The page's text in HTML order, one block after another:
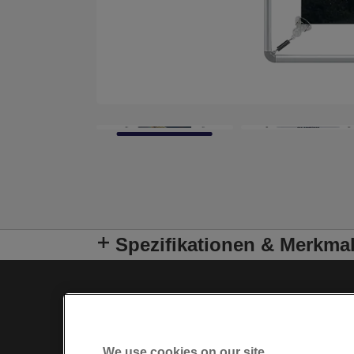
Spezifikationen &